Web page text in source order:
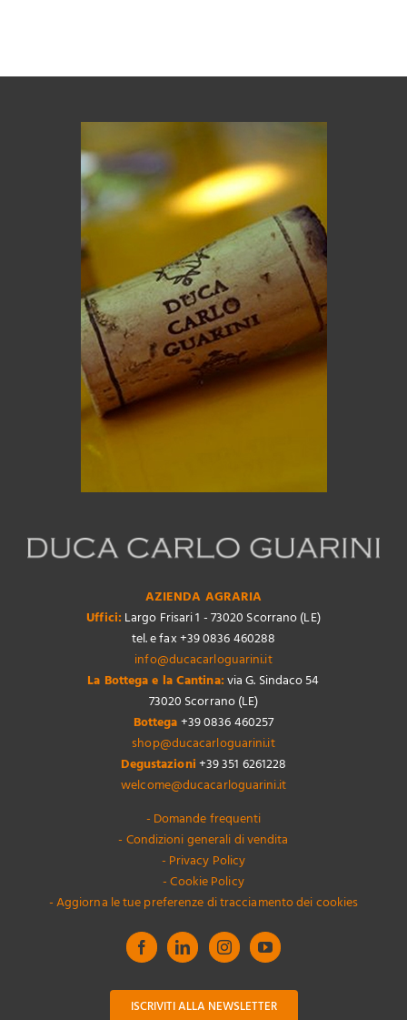
AZIENDA AGRARIA
Uffici: Largo Frisari 1 - 73020 Scorrano (LE)
tel. e fax +39 0836 460288
info@ducacarloguarini.it
La Bottega e la Cantina:via G. Sindaco 54
73020 Scorrano (LE)
Bottega+39 0836 460257
shop@ducacarloguarini.it
Degustazioni+39 351 6261228
welcome@ducacarloguarini.it
- Domande frequenti
- Condizioni generali di vendita
- Privacy Policy
- Cookie Policy
- Aggiorna le tue preferenze di tracciamento dei cookies
ISCRIVITI ALLA NEWSLETTER